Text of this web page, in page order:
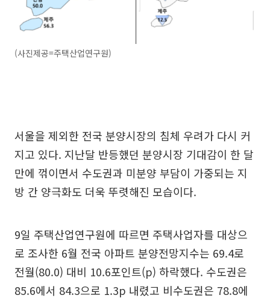
(사진제공=주택산업연구원)
서울을 제외한 전국 분양시장의 침체 우려가 다시 커
지고 있다. 지난달 반등했던 분양시장 기대감이 한 달
만에 꺾이면서 수도권과 미분양 부담이 가중되는 지
방 간 양극화도 더욱 뚜렷해진 모습이다.
9일 주택산업연구원에 따르면 주택사업자를 대상으
로 조사한 6월 전국 아파트 분양전망지수는 69.4로
전월(80.0) 대비 10.6포인트(p) 하락했다. 수도권은
85.6에서 84.3으로 1.3p 내렸고 비수도권은 78.8에